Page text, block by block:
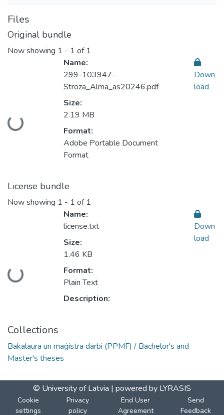
Files
Original bundle
Now showing 1 - 1 of 1
Loading...
Name:
299-103947-
Stroza_Alma_as20246.pdf
Size:
2.19 MB
Format:
Adobe Portable Document
Format
Down
load
License bundle
Now showing 1 - 1 of 1
Loading...
Name:
license.txt
Size:
1.46 KB
Format:
Plain Text
Description:
Down
load
Collections
Bakalaura un maģistra darbi (PPMF) / Bachelor's and
Master's theses
© University of Latvia | powered by LYRASIS
Cookie
settings
Privacy
policy
End User
Agreement
Send
Feedback